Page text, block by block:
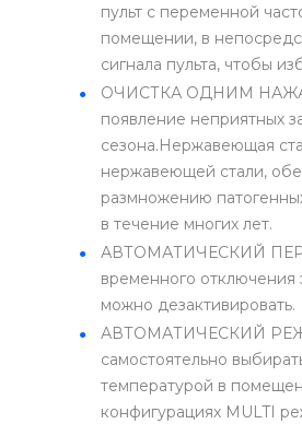
пульт с переменной
помещении, в
сигнала пульта, чтобы
ОЧИСТКА ОДНИМ
появление неприятных
сезона.Нержавеющая
нержавеющей стали,
размножению
в течение многих лет.
АВТОМАТИЧЕСКИЙ
временного
можно дезактивировать.
АВТОМАТИЧЕСКИЙ
самостоятельно
температурой в
конфигурациях MULTI